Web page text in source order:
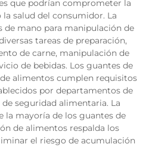
que podrían comprometer la
salud del consumidor. La
de mano para manipulación de
tareas de preparación,
de carne, manipulación de
de bebidas. Los guantes de
alimentos cumplen requisitos
por departamentos de
seguridad alimentaria. La
la mayoría de los guantes de
de alimentos respalda los
el riesgo de acumulación